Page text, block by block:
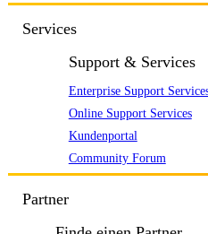
Services
Support & Services
Enterprise Support
Online Support Services
Kundenportal
Community Forum
Partner